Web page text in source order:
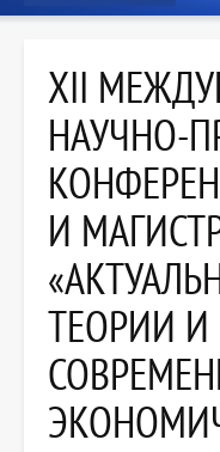
XII
НАУЧНО-
И
ТЕОРИИ И